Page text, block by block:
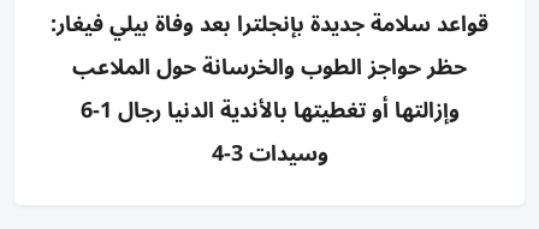
قواعد سلامة جديدة بإنجلترا بعد وفاة بيلي فيغار:
حظر حواجز الطوب والخرسانة حول الملاعب
وإزالتها أو تغطيتها بالأندية الدنيا رجال 1-6
وسيدات 3-4